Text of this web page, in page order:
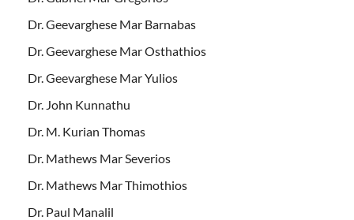
Dr. Geevarghese Mar Barnabas
Dr. Geevarghese Mar Osthathios
Dr. Geevarghese Mar Yulios
Dr. John Kunnathu
Dr. M. Kurian Thomas
Dr. Mathews Mar Severios
Dr. Mathews Mar Thimothios
Dr. Paul Manalil